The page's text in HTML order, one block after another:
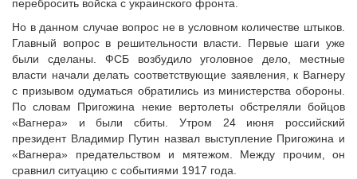
перебросить войска с украинского фронта.
Но в данном случае вопрос не в условном количестве штыков.
Главный вопрос в решительности власти. Первые шаги уже
были сделаны. ФСБ возбудило уголовное дело, местные
власти начали делать соответствующие заявления, к Вагнеру
с призывом одуматься обратились из министерства обороны.
По словам Пригожина некие вертолеты обстреляли бойцов
«Вагнера» и были сбиты. Утром 24 июня российский
президент Владимир Путин назвал выступление Пригожина и
«Вагнера» предательством и мятежом. Между прочим, он
сравнил ситуацию с событиями 1917 года.